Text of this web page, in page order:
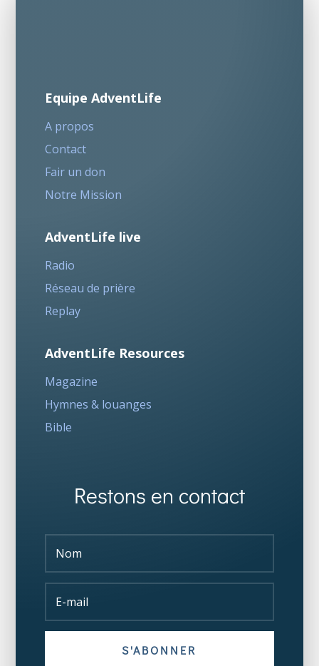
Equipe AdventLife
A propos
Contact
Fair un don
Notre Mission
AdventLife live
Radio
Réseau de prière
Replay
AdventLife Resources
Magazine
Hymnes & louanges
Bible
Restons en contact
S'ABONNER